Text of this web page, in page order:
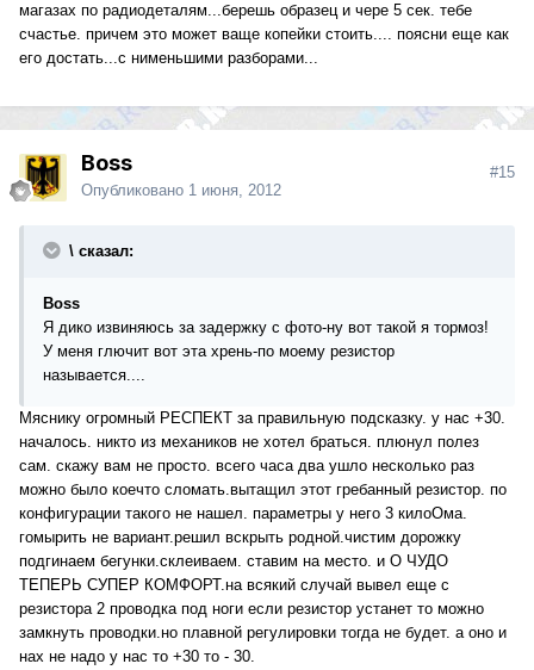
магазах по радиодеталям...берешь образец и чере 5 сек. тебе
счастье. причем это может ваще копейки стоить.... поясни еще как
его достать...с нименьшими разборами...
Boss
Опубликовано 1 июня, 2012
#15
\ сказал:
Boss
Я дико извиняюсь за задержку с фото-ну вот такой я тормоз!
У меня глючит вот эта хрень-по моему резистор
называется....
Мяснику огромный РЕСПЕКТ за правильную подсказку. у нас +30.
началось. никто из механиков не хотел браться. плюнул полез
сам. скажу вам не просто. всего часа два ушло несколько раз
можно было коечто сломать.вытащил этот гребанный резистор. по
конфигурации такого не нашел. параметры у него 3 килоОма.
гомырить не вариант.решил вскрыть родной.чистим дорожку
подгинаем бегунки.склеиваем. ставим на место. и О ЧУДО
ТЕПЕРЬ СУПЕР КОМФОРТ.на всякий случай вывел еще с
резистора 2 проводка под ноги если резистор устанет то можно
замкнуть проводки.но плавной регулировки тогда не будет. а оно и
нах не надо у нас то +30 то - 30.